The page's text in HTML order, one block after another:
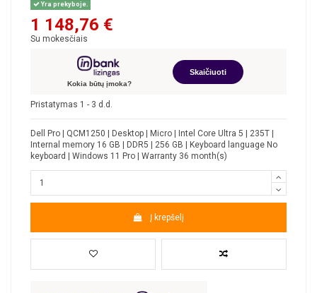
Yra prekyboje.
1 148,76 €
Su mokesčiais
Kokia būtų įmoka?
Skaičiuoti
Pristatymas 1 - 3 d.d.
Dell Pro | QCM1250 | Desktop | Micro | Intel Core Ultra 5 | 235T |
Internal memory 16 GB | DDR5 | 256 GB | Keyboard language No
keyboard | Windows 11 Pro | Warranty 36 month(s)
Į krepšelį